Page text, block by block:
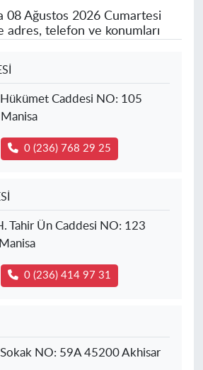
08 Ağustos 2026 Cumartesi
adres, telefon ve konumları
Caddesi NO: 105
0 (236) 768 29 25
Tahir Ün Caddesi NO: 123
0 (236) 414 97 31
NO: 59A 45200 Akhisar